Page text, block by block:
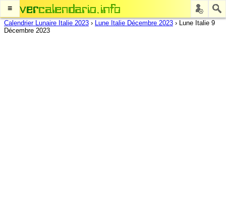
≡
Calendrier Lunaire Italie 2023 › Lune Italie Décembre 2023 › Lune Italie 9
Décembre 2023